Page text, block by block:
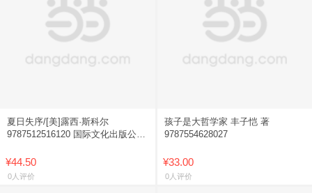
夏日失序/[美]露西·斯科尔
9787512516120 国际文化出版公司
¥44.50
0人评价
孩子是大哲学家 丰子恺 著
9787554628027
¥33.00
0人评价